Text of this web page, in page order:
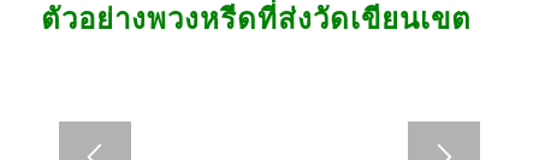
ตัวอย่างพวงหรีดที่ส่งวัดเขียนเขต